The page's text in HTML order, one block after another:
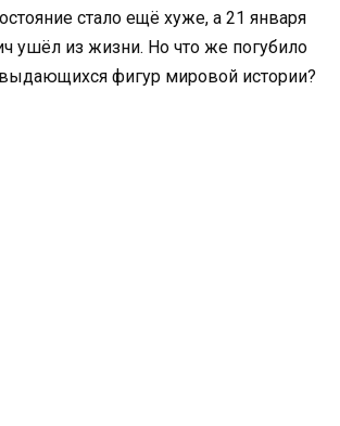
стало ещё хуже, а 21 января
ушёл из жизни. Но что же погубило
фигур мировой истории?